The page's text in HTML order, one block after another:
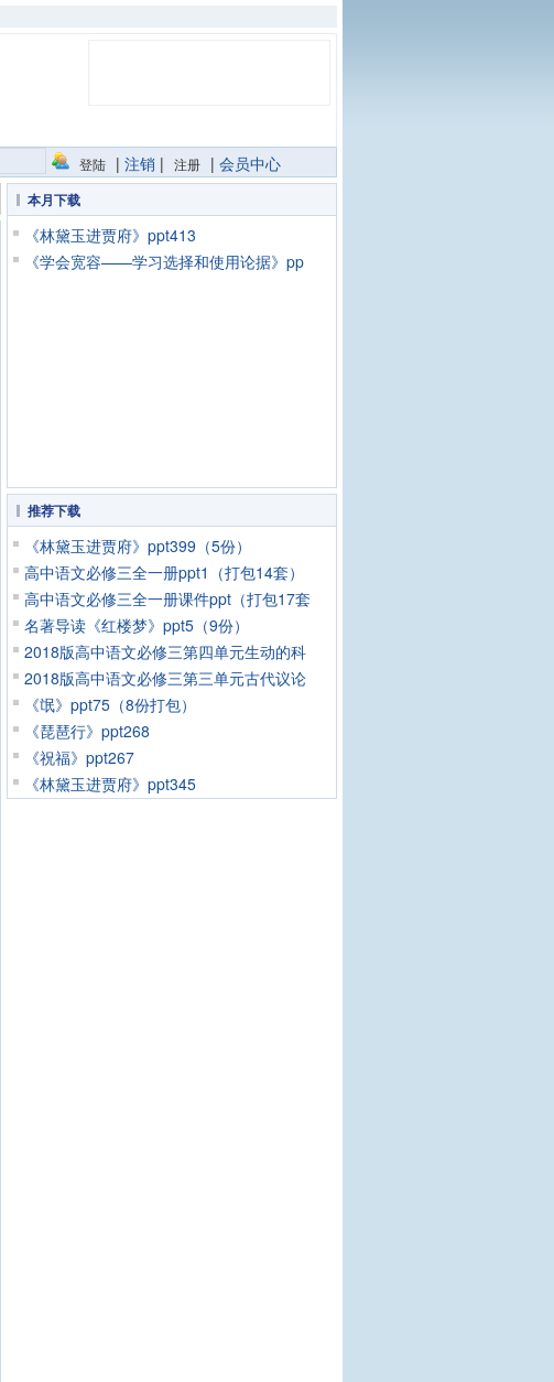
登陆 | 注销 | 注册 | 会员中心
本月下载
《林黛玉进贾府》ppt413
《学会宽容——学习选择和使用论据》pp
推荐下载
《林黛玉进贾府》ppt399（5份）
高中语文必修三全一册ppt1（打包14套）
高中语文必修三全一册课件ppt（打包17套
名著导读《红楼梦》ppt5（9份）
2018版高中语文必修三第四单元生动的科
2018版高中语文必修三第三单元古代议论
《氓》ppt75（8份打包）
《琵琶行》ppt268
《祝福》ppt267
《林黛玉进贾府》ppt345